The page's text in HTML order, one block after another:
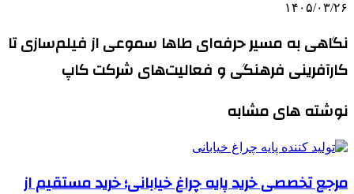
۱۴۰۵/۰۳/۲۶
نگاهی به مسیر حرفه‌ای طاها سموعی از فیلم‌سازی تا
کارآفرینی فرهنگی و فعالیت‌های شرکت کاپ
نوشته های مشابه
مرجع تخصصی خرید پایه چراغ خیابانی؛ خرید مستقیم از